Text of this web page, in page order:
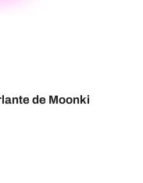
de Moonki